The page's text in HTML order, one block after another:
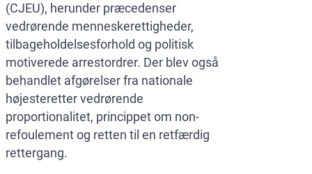
(CJEU), herunder præcedenser
vedrørende menneskerettigheder,
tilbageholdelsesforhold og politisk
motiverede arrestordrer. Der blev også
behandlet afgørelser fra nationale
højesteretter vedrørende
proportionalitet, princippet om non-
refoulement og retten til en retfærdig
rettergang.